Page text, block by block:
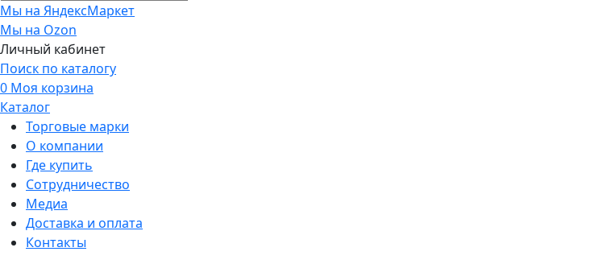
Мы на ЯндексМаркет
Мы на Ozon
Личный кабинет
Поиск по каталогу
0 Моя корзина
Каталог
Торговые марки
О компании
Где купить
Сотрудничество
Медиа
Доставка и оплата
Контакты